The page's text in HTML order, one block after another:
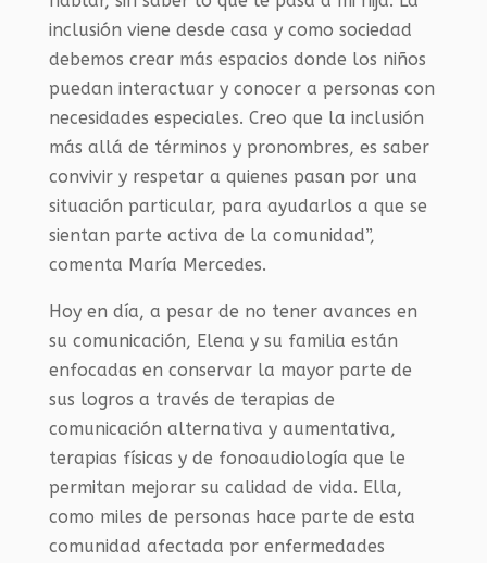
inclusión viene desde casa y como sociedad
debemos crear más espacios donde los niños
puedan interactuar y conocer a personas con
necesidades especiales. Creo que la inclusión
más allá de términos y pronombres, es saber
convivir y respetar a quienes pasan por una
situación particular, para ayudarlos a que se
sientan parte activa de la comunidad”,
comenta María Mercedes.
Hoy en día, a pesar de no tener avances en
su comunicación, Elena y su familia están
enfocadas en conservar la mayor parte de
sus logros a través de terapias de
comunicación alternativa y aumentativa,
terapias físicas y de fonoaudiología que le
permitan mejorar su calidad de vida. Ella,
como miles de personas hace parte de esta
comunidad afectada por enfermedades